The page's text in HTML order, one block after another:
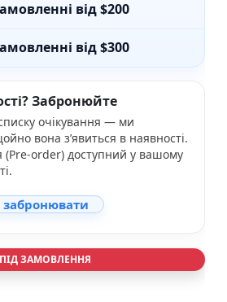
від $200
від $300
Забронюйте
очікування — ми
вона з’явиться в наявності.
(Pre-order) доступний у вашому
забронювати
ПІД ЗАМОВЛЕННЯ